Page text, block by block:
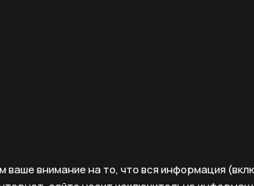
внимание на то, что вся информация